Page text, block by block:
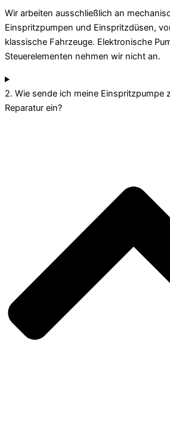
Wir arbeiten ausschließlich an
Einspritzpumpen und Einspritzdüsen,
klassische Fahrzeuge. Elektronische
Steuerelementen nehmen wir nicht an.
2. Wie sende ich meine Einspritzpumpe
Reparatur ein?